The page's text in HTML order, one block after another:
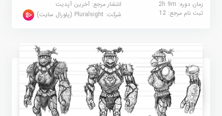
زمان دوره: 2h 9m
انتشار مرجع:آخرین آپدیت
ثبت نام مرجع:12 شرکت:Pluralsight (پلورال سایت)